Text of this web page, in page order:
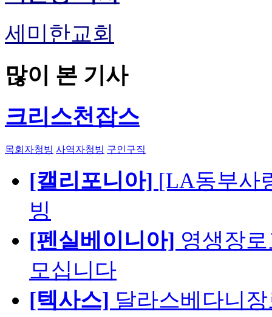
세미한교회
많이 본 기사
크리스천잡스
목회자청빙 사역자청빙 구인구직
[캘리포니아] [LA동부사
빙
[펜실베이니아] 영생장
모십니다
[텍사스] 달라스베다니